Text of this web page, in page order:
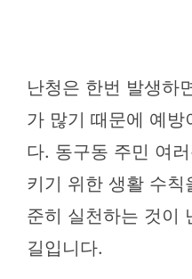
난청은 한번 발생하
가 많기 때문에 예방
다. 동구동 주민 여
키기 위한 생활 수
준히 실천하는 것이
길입니다.